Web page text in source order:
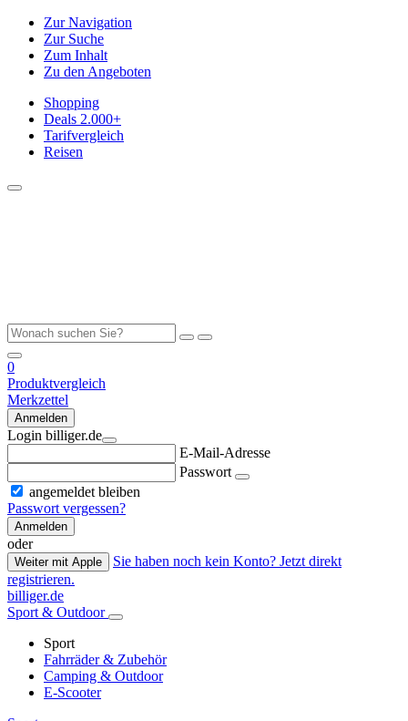
Zur Navigation
Zur Suche
Zum Inhalt
Zu den Angeboten
Shopping
Deals 2.000+
Tarifvergleich
Reisen
0
Produktvergleich
Merkzettel
Anmelden
Login billiger.de
E-Mail-Adresse
Passwort
angemeldet bleiben
Passwort vergessen?
Anmelden
oder
Weiter mit Apple
Sie haben noch kein Konto? Jetzt direkt
registrieren.
billiger.de
Sport & Outdoor
Sport
Fahrräder & Zubehör
Camping & Outdoor
E-Scooter